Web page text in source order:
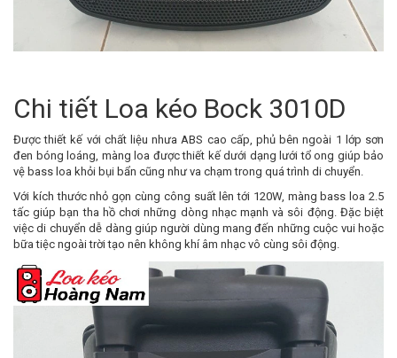
Chi tiết Loa kéo Bock 3010D
Được thiết kế với chất liệu nhưa ABS cao cấp, phủ bên ngoài 1 lớp sơn
đen bóng loáng, màng loa được thiết kế dưới dạng lưới tổ ong giúp bảo
vệ bass loa khỏi bụi bẩn cũng như va chạm trong quá trình di chuyển.
Với kích thước nhỏ gọn cùng công suất lên tới 120W, màng bass loa 2.5
tấc giúp bạn tha hồ chơi những dòng nhạc mạnh và sôi động. Đặc biệt
việc di chuyển dễ dàng giúp người dùng mang đến những cuộc vui hoặc
bữa tiệc ngoài trời tạo nên không khí âm nhạc vô cùng sôi động.